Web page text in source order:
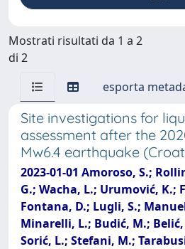
Mostrati risultati da 1 a 2
di 2
esporta
Site investigations for
assessment after the
Mw6.4 earthquake
2023-01-01 Amoroso, S.;
G.; Wacha, L.; Urumović, K.;
Fontana, D.; Lugli, S.;
Minarelli, L.; Budić, M.; Belić,
Sorić, L.; Stefani, M.;